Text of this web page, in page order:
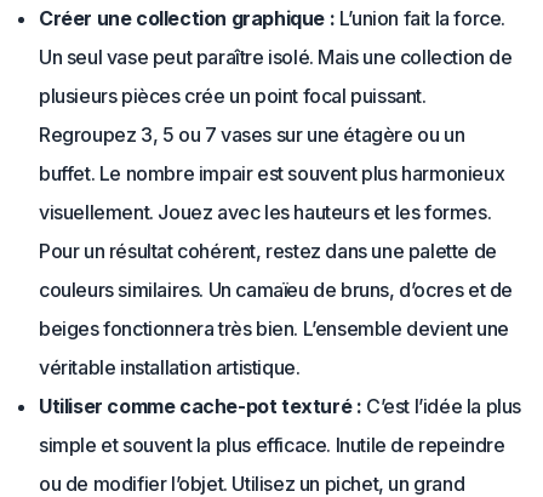
Créer une collection graphique : L’union fait la force.
Un seul vase peut paraître isolé. Mais une collection de
plusieurs pièces crée un point focal puissant.
Regroupez 3, 5 ou 7 vases sur une étagère ou un
buffet. Le nombre impair est souvent plus harmonieux
visuellement. Jouez avec les hauteurs et les formes.
Pour un résultat cohérent, restez dans une palette de
couleurs similaires. Un camaïeu de bruns, d’ocres et de
beiges fonctionnera très bien. L’ensemble devient une
véritable installation artistique.
Utiliser comme cache-pot texturé : C’est l’idée la plus
simple et souvent la plus efficace. Inutile de repeindre
ou de modifier l’objet. Utilisez un pichet, un grand